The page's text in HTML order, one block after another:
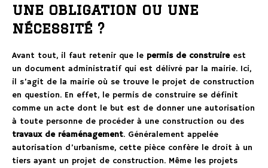
une obligation ou une
nécessité ?
Avant tout, il faut retenir que le permis de construireest
un document administratif qui est délivré par la mairie. Ici,
il s’agit de la mairie où se trouve le projet de construction
en question. En effet, le permis de construire se définit
comme un acte dont le but est de donner une autorisation
à toute personne de procéder à une construction ou des
travaux de réaménagement. Généralement appelée
autorisation d’urbanisme, cette pièce confère le droit à un
tiers ayant un projet de construction. Même les projets